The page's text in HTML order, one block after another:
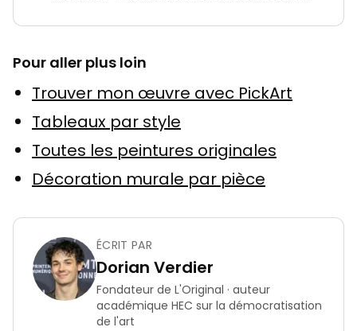
Pour aller plus loin
Trouver mon œuvre avec PickArt
Tableaux par style
Toutes les peintures originales
Décoration murale par pièce
ÉCRIT PAR
Dorian Verdier
Fondateur de L'Original · auteur
académique HEC sur la démocratisation
de l'art